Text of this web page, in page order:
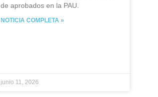
de aprobados en la PAU.
NOTICIA COMPLETA »
junio 11, 2026